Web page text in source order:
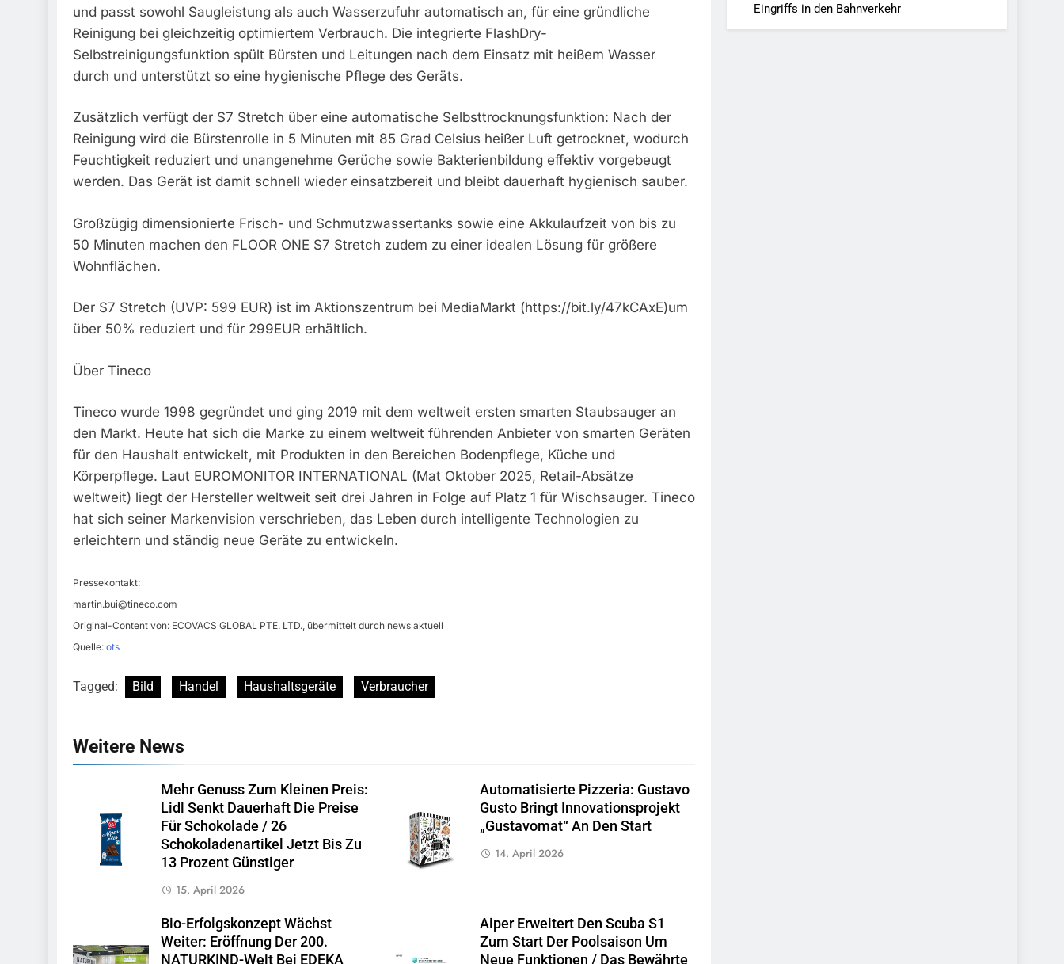
und passt sowohl Saugleistung als auch Wasserzufuhr automatisch an, für eine gründliche
Reinigung bei gleichzeitig optimiertem Verbrauch. Die integrierte FlashDry-
Selbstreinigungsfunktion spült Bürsten und Leitungen nach dem Einsatz mit heißem Wasser
durch und unterstützt so eine hygienische Pflege des Geräts.
Zusätzlich verfügt der S7 Stretch über eine automatische Selbsttrocknungsfunktion: Nach der
Reinigung wird die Bürstenrolle in 5 Minuten mit 85 Grad Celsius heißer Luft getrocknet, wodurch
Feuchtigkeit reduziert und unangenehme Gerüche sowie Bakterienbildung effektiv vorgebeugt
werden. Das Gerät ist damit schnell wieder einsatzbereit und bleibt dauerhaft hygienisch sauber.
Großzügig dimensionierte Frisch- und Schmutzwassertanks sowie eine Akkulaufzeit von bis zu
50 Minuten machen den FLOOR ONE S7 Stretch zudem zu einer idealen Lösung für größere
Wohnflächen.
Der S7 Stretch (UVP: 599 EUR) ist im Aktionszentrum bei MediaMarkt (https://bit.ly/47kCAxE)um
über 50% reduziert und für 299EUR erhältlich.
Über Tineco
Tineco wurde 1998 gegründet und ging 2019 mit dem weltweit ersten smarten Staubsauger an
den Markt. Heute hat sich die Marke zu einem weltweit führenden Anbieter von smarten Geräten
für den Haushalt entwickelt, mit Produkten in den Bereichen Bodenpflege, Küche und
Körperpflege. Laut EUROMONITOR INTERNATIONAL (Mat Oktober 2025, Retail-Absätze
weltweit) liegt der Hersteller weltweit seit drei Jahren in Folge auf Platz 1 für Wischsauger. Tineco
hat sich seiner Markenvision verschrieben, das Leben durch intelligente Technologien zu
erleichtern und ständig neue Geräte zu entwickeln.
Pressekontakt:
martin.bui@tineco.com
Original-Content von: ECOVACS GLOBAL PTE. LTD., übermittelt durch news aktuell
Quelle: ots
Tagged: Bild Handel Haushaltsgeräte Verbraucher
Weitere News
Mehr Genuss Zum Kleinen Preis:
Lidl Senkt Dauerhaft Die Preise
Für Schokolade / 26
Schokoladenartikel Jetzt Bis Zu
13 Prozent Günstiger
15. April 2026
Automatisierte Pizzeria: Gustavo
Gusto Bringt Innovationsprojekt
„Gustavomat“ An Den Start
14. April 2026
Bio-Erfolgskonzept Wächst
Weiter: Eröffnung Der 200.
NATURKIND-Welt Bei EDEKA
Aiper Erweitert Den Scuba S1
Zum Start Der Poolsaison Um
Neue Funktionen / Das Bewährte
Eingriffs in den Bahnverkehr